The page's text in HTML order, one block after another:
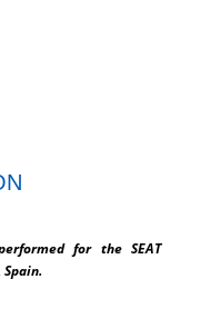
for the SEAT
Spain.